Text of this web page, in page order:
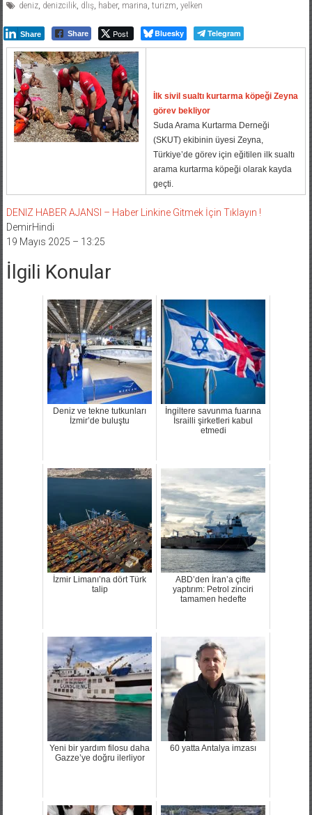
deniz, denizcilik, dlış, haber, marina, turizm, yelken
Share Share Post Bluesky Telegram
İlk sivil sualtı kurtarma köpeği Zeyna
görev bekliyor
Suda Arama Kurtarma Derneği
(SKUT) ekibinin üyesi Zeyna,
Türkiye’de görev için eğitilen ilk sualtı
arama kurtarma köpeği olarak kayda
geçti.
DENIZ HABER AJANSI – Haber Linkine Gitmek İçin Tıklayın !
DemirHindi
19 Mayıs 2025 – 13:25
İlgili Konular
Deniz ve tekne tutkunları
İzmir’de buluştu
İngiltere savunma fuarına
İsrailli şirketleri kabul
etmedi
İzmir Limanı’na dört Türk
talip
ABD’den İran’a çifte
yaptırım: Petrol zinciri
tamamen hedefte
Yeni bir yardım filosu daha
Gazze’ye doğru ilerliyor
60 yatta Antalya imzası